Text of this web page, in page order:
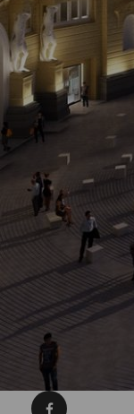
Condividi